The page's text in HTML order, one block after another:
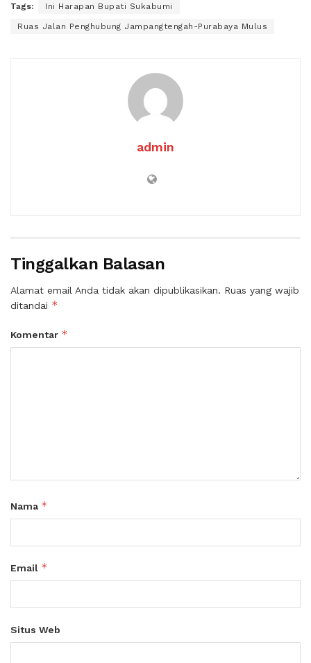
Tags: Ini Harapan Bupati Sukabumi
Ruas Jalan Penghubung Jampangtengah-Purabaya Mulus
admin
Tinggalkan Balasan
Alamat email Anda tidak akan dipublikasikan. Ruas yang wajib
ditandai *
Komentar *
Nama *
Email *
Situs Web